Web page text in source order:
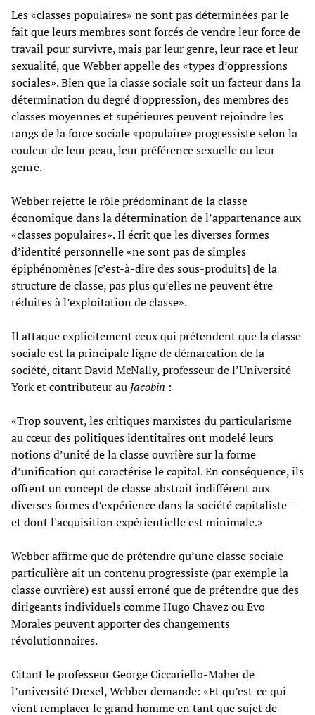
Les «classes populaires» ne sont pas déterminées par le
fait que leurs membres sont forcés de vendre leur force de
travail pour survivre, mais par leur genre, leur race et leur
sexualité, que Webber appelle des «types d’oppressions
sociales». Bien que la classe sociale soit un facteur dans la
détermination du degré d’oppression, des membres des
classes moyennes et supérieures peuvent rejoindre les
rangs de la force sociale «populaire» progressiste selon la
couleur de leur peau, leur préférence sexuelle ou leur
genre.
Webber rejette le rôle prédominant de la classe
économique dans la détermination de l’appartenance aux
«classes populaires». Il écrit que les diverses formes
d’identité personnelle «ne sont pas de simples
épiphénomènes [c’est-à-dire des sous-produits] de la
structure de classe, pas plus qu’elles ne peuvent être
réduites à l’exploitation de classe».
Il attaque explicitement ceux qui prétendent que la classe
sociale est la principale ligne de démarcation de la
société, citant David McNally, professeur de l’Université
York et contributeur au Jacobin :
«Trop souvent, les critiques marxistes du particularisme
au cœur des politiques identitaires ont modelé leurs
notions d’unité de la classe ouvrière sur la forme
d’unification qui caractérise le capital. En conséquence, ils
offrent un concept de classe abstrait indifférent aux
diverses formes d’expérience dans la société capitaliste –
et dont l'acquisition expérientielle est minimale.»
Webber affirme que de prétendre qu’une classe sociale
particulière ait un contenu progressiste (par exemple la
classe ouvrière) est aussi erroné que de prétendre que des
dirigeants individuels comme Hugo Chavez ou Evo
Morales peuvent apporter des changements
révolutionnaires.
Citant le professeur George Ciccariello-Maher de
l’université Drexel, Webber demande: «Et qu’est-ce qui
vient remplacer le grand homme en tant que sujet de